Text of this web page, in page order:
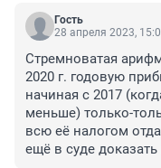
Гость
28 апреля 2023,
Стремноватая
2020 г. годовую
начиная с 2017
меньше) только-
всю её налогом
ещё в суде доказать